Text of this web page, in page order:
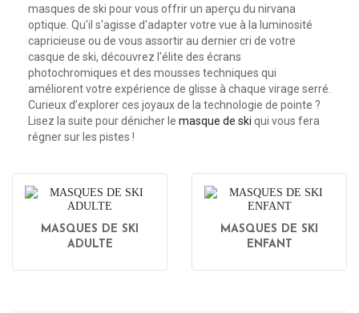
masques de ski pour vous offrir un aperçu du nirvana
optique. Qu'il s'agisse d'adapter votre vue à la luminosité
capricieuse ou de vous assortir au dernier cri de votre
casque de ski, découvrez l'élite des écrans
photochromiques et des mousses techniques qui
améliorent votre expérience de glisse à chaque virage serré.
Curieux d’explorer ces joyaux de la technologie de pointe ?
Lisez la suite pour dénicher le masque de ski qui vous fera
régner sur les pistes !
MASQUES DE SKI
ADULTE
MASQUES DE SKI
ENFANT